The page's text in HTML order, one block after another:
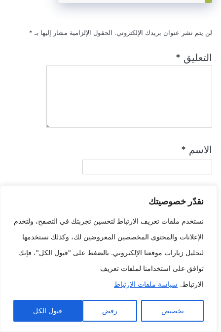
نقدّر خصوصيتك
نستخدم ملفات تعريف الارتباط لتحسين تجربتك في التصفح، ولتخدم
الإعلانات والمحتوى المخصصين المعروضين لك، وكذلك نستخدمها
لتحليل زيارات موقعنا الإلكتروني. بالضغط على "قبول الكل"، فإنك
توافق على استخدامنا لملفات تعريف
الارتباط. سياسة ملفات الارتباط
تخصيص رفض قبول الكل
لن يتم نشر عنوان بريدك الإلكتروني. الحقول الإلزامية مشار إليها بـ *
التعليق *
الاسم *
لاستخدامها المرة المقبلة في تعليقي.
أحدث المنشورات